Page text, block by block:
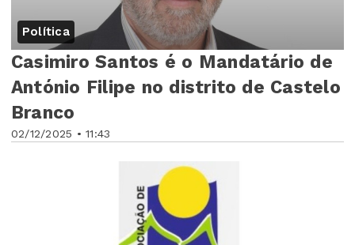
Política
02/12/2025 • 11:43
Casimiro Santos é o Mandatário de
António Filipe no distrito de Castelo
Branco